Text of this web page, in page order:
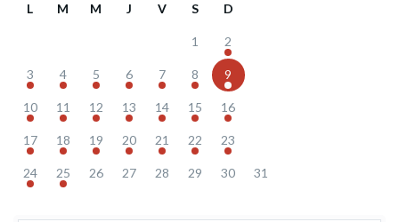
L M M J V S D
1 2
3 4 5 6 7 8 9
10 11 12 13 14 15 16
17 18 19 20 21 22 23
24 25 26 27 28 29 30 31